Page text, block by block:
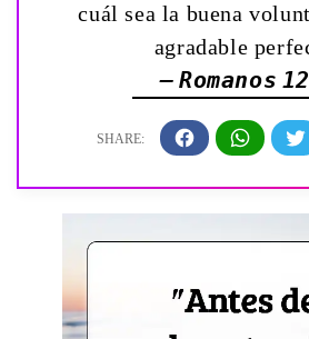
cuál sea la buena
agradable
— Romanos